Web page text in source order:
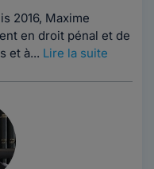
2016, Maxime
en droit pénal et de
et à... Lire la suite